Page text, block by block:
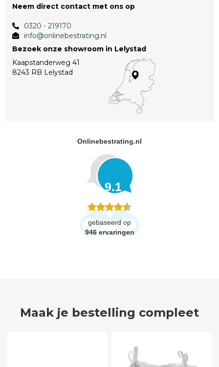
Neem direct contact met ons op
0320 - 219170
info@onlinebestrating.nl
Bezoek onze showroom in Lelystad
Kaapstanderweg 41
8243 RB Lelystad
Onlinebestrating.nl
9.1
gebaseerd op
946 ervaringen
Maak je bestelling compleet